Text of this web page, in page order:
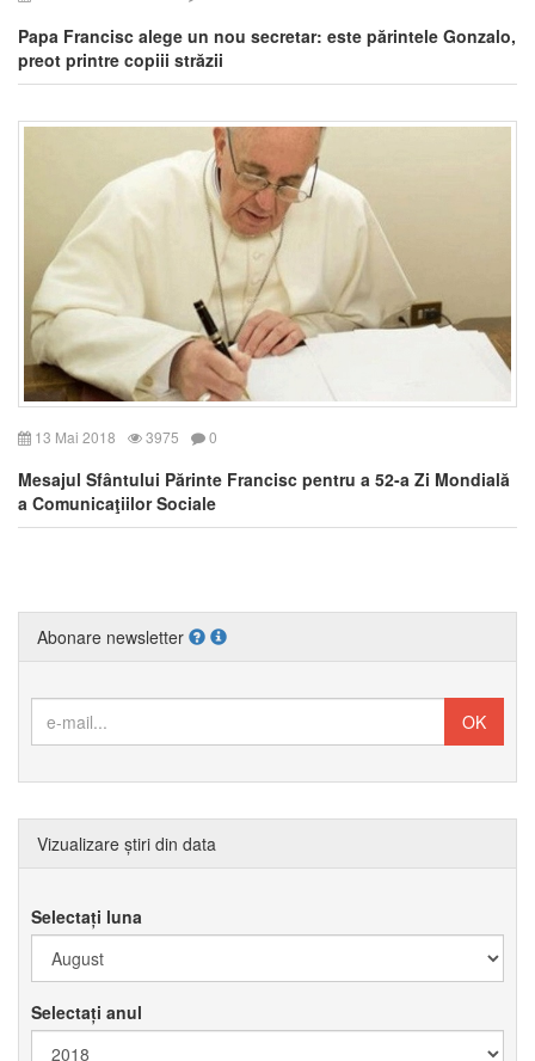
Papa Francisc alege un nou secretar: este părintele Gonzalo,
preot printre copiii străzii
13 Mai 2018 3975 0
Mesajul Sfântului Părinte Francisc pentru a 52-a Zi Mondială
a Comunicaţiilor Sociale
Abonare newsletter
Vizualizare știri din data
Selectați luna
Selectați anul